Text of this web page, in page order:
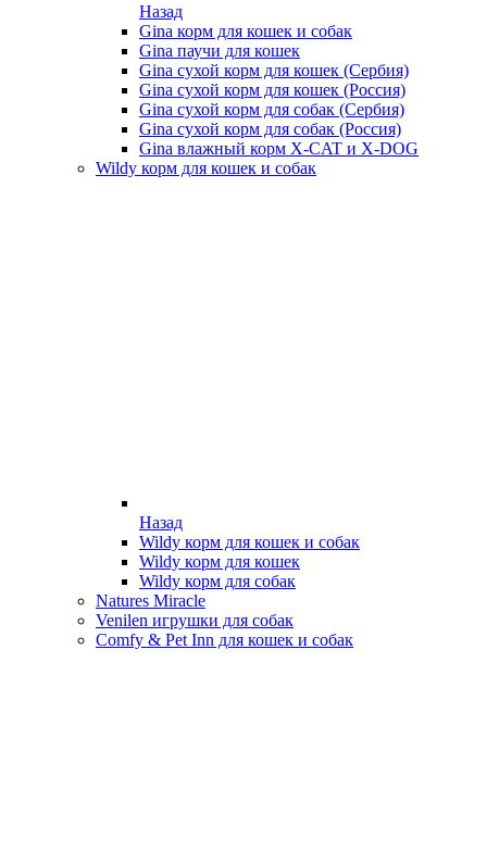
Назад
Gina корм для кошек и собак
Gina паучи для кошек
Gina сухой корм для кошек (Сербия)
Gina сухой корм для кошек (Россия)
Gina сухой корм для собак (Сербия)
Gina сухой корм для собак (Россия)
Gina влажный корм X-CAT и X-DOG
Wildy корм для кошек и собак
Назад
Wildy корм для кошек и собак
Wildy корм для кошек
Wildy корм для собак
Natures Miracle
Venilen игрушки для собак
Comfy & Pet Inn для кошек и собак